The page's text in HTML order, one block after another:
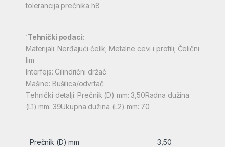
tolerancija prečnika h8
‘Tehnički podaci:
Materijali: Nerđajući čelik; Metalne cevi i profili; Čelični
lim
Interfejs: Cilindrični držač
Mašine: Bušilica/odvrtač
Tehnički detalji: Prečnik (D) mm: 3,50Radna dužina
(L1) mm: 39Ukupna dužina (L2) mm: 70
Prečnik (D) mm 3,50